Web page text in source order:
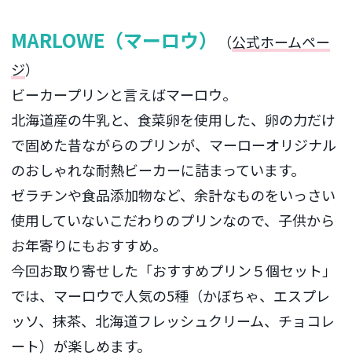
MARLOWE（マーロウ） （公式ホームペー
ジ）
ビーカープリンと言えばマーロウ。
北海道産の牛乳と、食菜卵を使用した、卵の力だけ
で固めた昔ながらのプリンが、マーローオリジナル
のおしゃれな耐熱ビーカーに詰まっています。
ゼラチンや食品添加物など、余計なものをいっさい
使用していないこだわりのプリンなので、子供から
お年寄りにもおすすめ。
今回お取り寄せした「おすすめプリン５個セット」
では、マーロウで人気の5種（かぼちゃ、エスプレ
ッソ、抹茶、北海道フレッシュクリーム、チョコレ
ート）が楽しめます。